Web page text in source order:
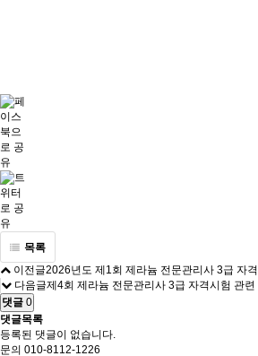
목록
이전글2026년도 제1회 제라늄 전문관리사 3급 자
다음글제4회 제라늄 전문관리사 3급 자격시험 관련
댓글 0
댓글목록
등록된 댓글이 없습니다.
문의 010-8112-1226